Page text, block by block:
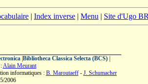
| Index inverse | Menu | Site d'Ugo
| Bibliotheca Classica Selecta (BCS)|
Alain Meurant
informatiques : B. Maroutaeff- J. Schumacher
2006